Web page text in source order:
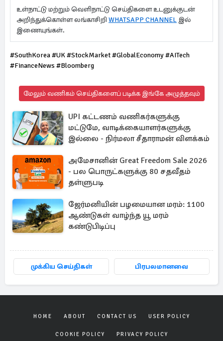
உள்நாட்டு மற்றும் வெளிநாட்டு செய்திகளை உடனுக்குடன்
அறிந்துக்கொள்ள லங்காசிறி WHATSAPP CHANNEL இல்
இணையுங்கள்.
#SouthKorea #UK #StockMarket #GlobalEconomy #AITech
#FinanceNews #Bloomberg
மேலும் வணிகம் செய்திகளைப் படிக்க இங்கே அழுத்தவும்
UPI கட்டணம் வணிகர்களுக்கு
மட்டுமே, வாடிக்கையாளர்களுக்கு
இல்லை - நிர்மலா சீதாராமன் விளக்கம்
அமேசானின் Great Freedom Sale 2026
- பல பொருட்களுக்கு 80 சதவீதம்
தள்ளுபடி
ஜேர்மனியின் பழமையான மரம்: 1100
ஆண்டுகள் வாழ்ந்த யூ மரம்
கண்டுபிடிப்பு
முக்கிய செய்திகள் பிரபலமானவை
HOME ABOUT CONTACT US USER POLICY
COOKIE POLICY PRIVACY POLICY